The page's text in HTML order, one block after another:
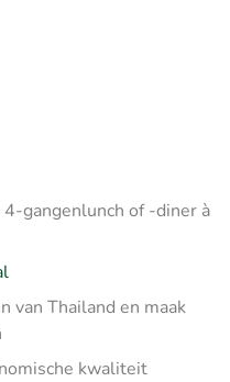
gangenlunch of -diner à
van Thailand en maak
kwaliteit